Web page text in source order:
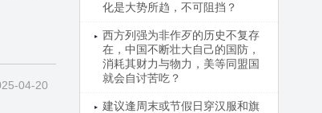
04-20
化是大势所趋，不可阻挡？
西方列强为非作歹的历史不复存
在，中国不断壮大自己的国防，
消耗其财力与物力，美等同盟国
就会自讨苦吃？
建议逢周末或节假日穿汉服和旗